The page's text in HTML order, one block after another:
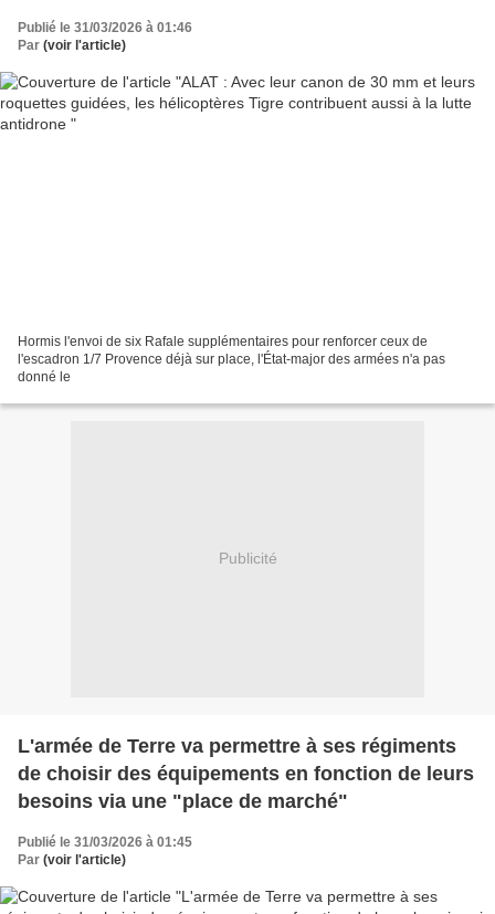
Publié le 31/03/2026 à 01:46
Par (voir l'article)
Hormis l'envoi de six Rafale supplémentaires pour renforcer ceux de
l'escadron 1/7 Provence déjà sur place, l'État-major des armées n'a pas
donné le
Publicité
L'armée de Terre va permettre à ses régiments
de choisir des équipements en fonction de leurs
besoins via une "place de marché"
Publié le 31/03/2026 à 01:45
Par (voir l'article)